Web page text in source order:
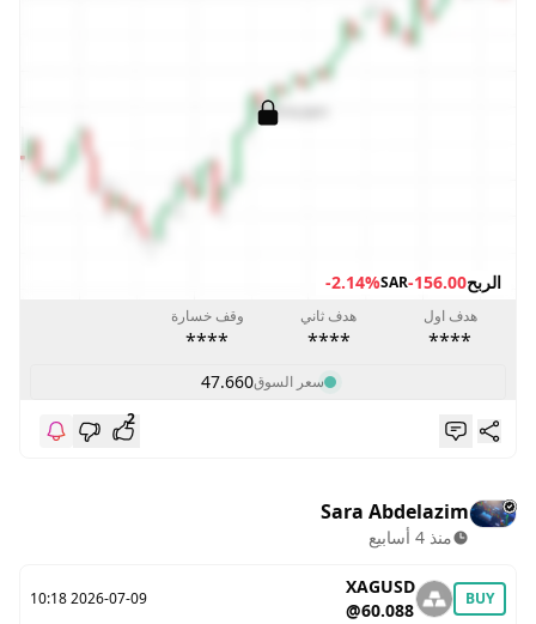
الربح-156.00
SAR
-2.14%
هدف اول
****
هدف ثاني
****
وقف خسارة
****
سعر السوق47.660
2
Sara Abdelazim
منذ 4 أسابيع
BUY
XAGUSD
@60.088
2026-07-09 10:18